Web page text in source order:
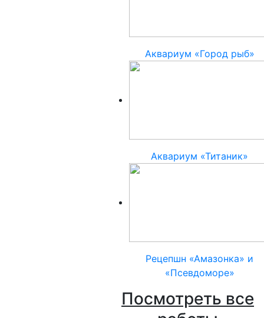
Аквариум «Город рыб»
Аквариум «Титаник»
Рецепшн «Амазонка» и
«Псевдоморе»
Посмотреть все